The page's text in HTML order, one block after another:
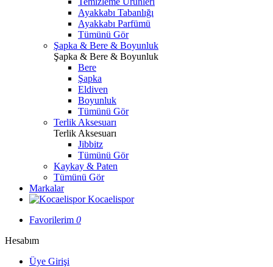
Ayakkabı Tabanlığı
Ayakkabı Parfümü
Tümünü Gör
Şapka & Bere & Boyunluk
Şapka & Bere & Boyunluk
Bere
Şapka
Eldiven
Boyunluk
Tümünü Gör
Terlik Aksesuarı
Terlik Aksesuarı
Jibbitz
Tümünü Gör
Kaykay & Paten
Tümünü Gör
Markalar
Kocaelispor
Favorilerim 0
Hesabım
Üye Girişi